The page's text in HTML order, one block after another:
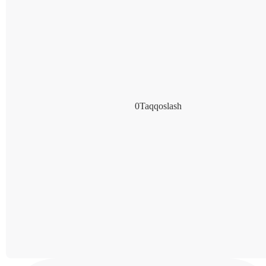
0Taqqoslash